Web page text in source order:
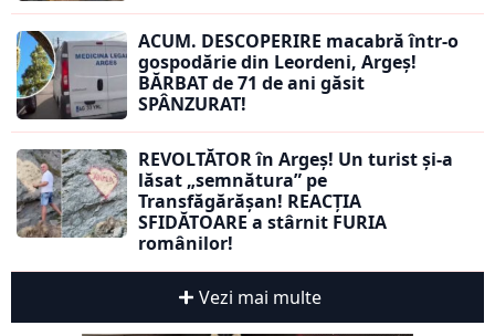
ACUM. DESCOPERIRE macabră într-o
gospodărie din Leordeni, Argeș!
BĂRBAT de 71 de ani găsit
SPÂNZURAT!
REVOLTĂTOR în Argeș! Un turist și-a
lăsat „semnătura” pe
Transfăgărășan! REACȚIA
SFIDĂTOARE a stârnit FURIA
românilor!
Vezi mai multe